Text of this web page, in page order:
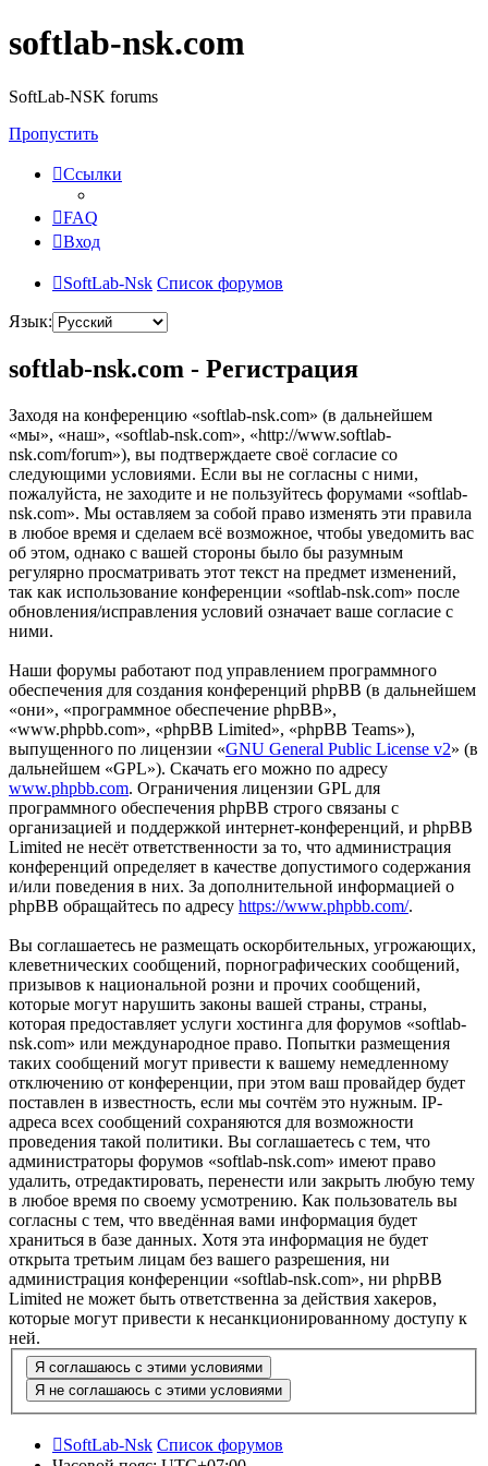
softlab-nsk.com
SoftLab-NSK forums
Пропустить
Ссылки
FAQ
Вход
SoftLab-Nsk Список форумов
Язык:
softlab-nsk.com - Регистрация
Заходя на конференцию «softlab-nsk.com» (в дальнейшем
«мы», «наш», «softlab-nsk.com», «http://www.softlab-
nsk.com/forum»), вы подтверждаете своё согласие со
следующими условиями. Если вы не согласны с ними,
пожалуйста, не заходите и не пользуйтесь форумами «softlab-
nsk.com». Мы оставляем за собой право изменять эти правила
в любое время и сделаем всё возможное, чтобы уведомить вас
об этом, однако с вашей стороны было бы разумным
регулярно просматривать этот текст на предмет изменений,
так как использование конференции «softlab-nsk.com» после
обновления/исправления условий означает ваше согласие с
ними.
Наши форумы работают под управлением программного
обеспечения для создания конференций phpBB (в дальнейшем
«они», «программное обеспечение phpBB»,
«www.phpbb.com», «phpBB Limited», «phpBB Teams»),
выпущенного по лицензии «GNU General Public License v2» (в
дальнейшем «GPL»). Скачать его можно по адресу
www.phpbb.com. Ограничения лицензии GPL для
программного обеспечения phpBB строго связаны с
организацией и поддержкой интернет-конференций, и phpBB
Limited не несёт ответственности за то, что администрация
конференций определяет в качестве допустимого содержания
и/или поведения в них. За дополнительной информацией о
phpBB обращайтесь по адресу https://www.phpbb.com/.
Вы соглашаетесь не размещать оскорбительных, угрожающих,
клеветнических сообщений, порнографических сообщений,
призывов к национальной розни и прочих сообщений,
которые могут нарушить законы вашей страны, страны,
которая предоставляет услуги хостинга для форумов «softlab-
nsk.com» или международное право. Попытки размещения
таких сообщений могут привести к вашему немедленному
отключению от конференции, при этом ваш провайдер будет
поставлен в известность, если мы сочтём это нужным. IP-
адреса всех сообщений сохраняются для возможности
проведения такой политики. Вы соглашаетесь с тем, что
администраторы форумов «softlab-nsk.com» имеют право
удалить, отредактировать, перенести или закрыть любую тему
в любое время по своему усмотрению. Как пользователь вы
согласны с тем, что введённая вами информация будет
храниться в базе данных. Хотя эта информация не будет
открыта третьим лицам без вашего разрешения, ни
администрация конференции «softlab-nsk.com», ни phpBB
Limited не может быть ответственна за действия хакеров,
которые могут привести к несанкционированному доступу к
ней.
SoftLab-Nsk Список форумов